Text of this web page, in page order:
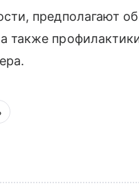
предполагают
также